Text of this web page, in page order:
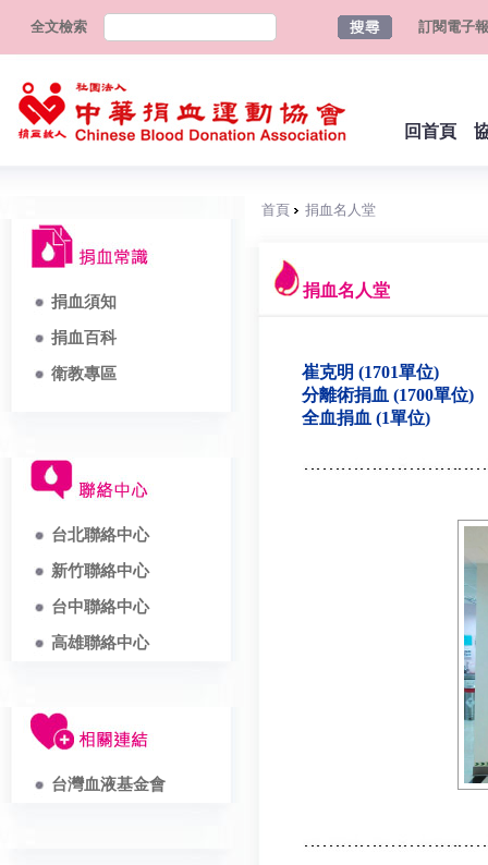
全文檢索 訂閱電子報
回首頁
捐血須知
捐血百科
衛教專區
台北聯絡中心
新竹聯絡中心
台中聯絡中心
高雄聯絡中心
台灣血液基金會
首頁 捐血名人堂
捐血名人堂
崔克明 (1701單位)
分離術捐血 (1700單位)
全血捐血 (1單位)